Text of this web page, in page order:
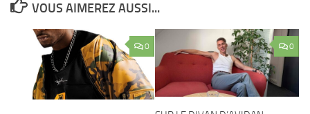
VOUS AIMEREZ AUSSI...
0 0